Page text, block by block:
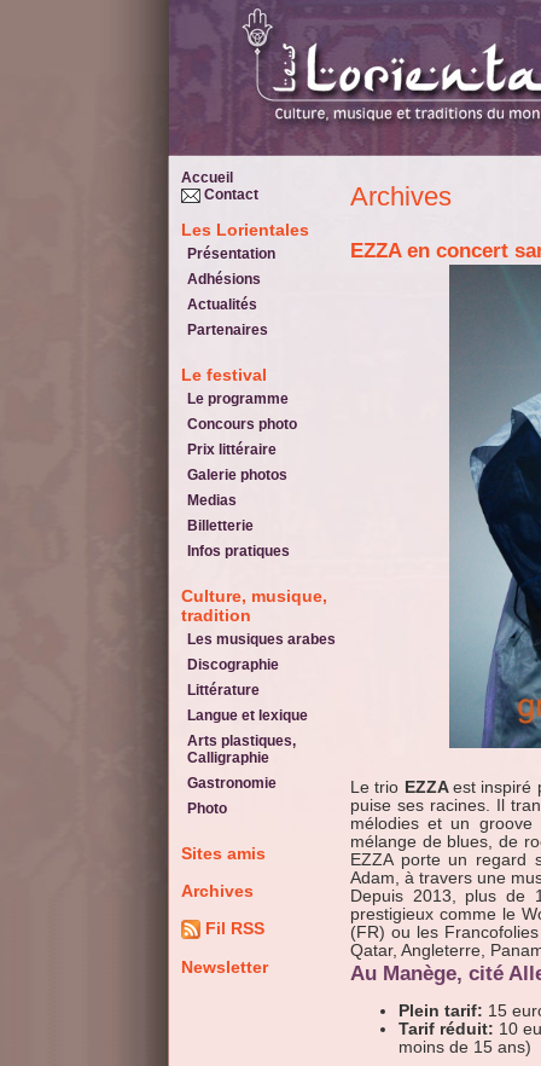
Accueil
Contact
Les Lorientales
Présentation
Adhésions
Actualités
Partenaires
Le festival
Le programme
Concours photo
Prix littéraire
Galerie photos
Medias
Billetterie
Infos pratiques
Culture, musique,
tradition
Les musiques arabes
Discographie
Littérature
Langue et lexique
Arts plastiques,
Calligraphie
Gastronomie
Photo
Sites amis
Archives
Fil RSS
Newsletter
Archives
EZZA en concert
Le trio EZZAest inspiré
puise ses racines. Il
mélodies et un
mélange de blues, de
EZZA porte un regard
Adam, à travers une
Depuis 2013, plus de
prestigieux comme le
(FR) ou les
Qatar, Angleterre,
Au Manège, cité
Plein tarif: 15
Tarif réduit: 10
moins de 15 ans)